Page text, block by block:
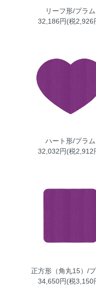
リーフ形/プラム
32,186円(税2,926
ハート形/プラム
32,032円(税2,912
正方形（角丸15）/
34,650円(税3,150